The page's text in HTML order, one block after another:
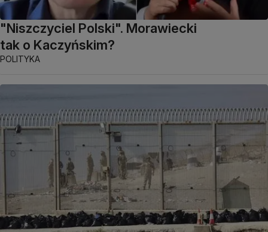
"Niszczyciel Polski". Morawiecki
tak o Kaczyńskim?
POLITYKA